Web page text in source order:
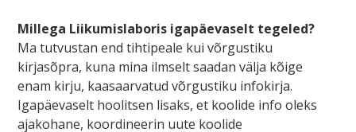
Millega Liikumislaboris igapäevaselt tegeled?
Ma tutvustan end tihtipeale kui võrgustiku
kirjasõpra, kuna mina ilmselt saadan välja kõige
enam kirju, kaasaarvatud võrgustiku infokirja.
Igapäevaselt hoolitsen lisaks, et koolide info oleks
ajakohane, koordineerin uute koolide